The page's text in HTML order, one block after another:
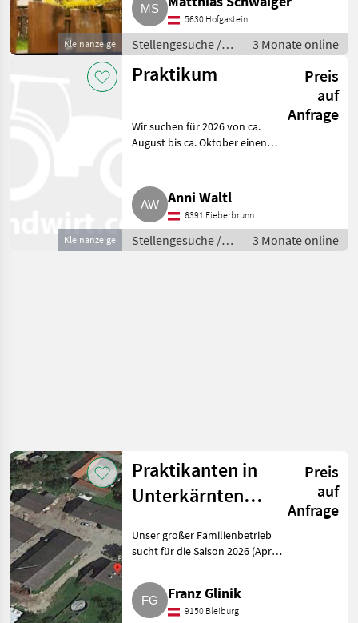
Kleinanzeige
Wir bieten für unseren UAB-
Betrieb auch heuer
5630 Hofgastein
Stellengesuche /
Praktika
3 Monate online
Kleinanzeige
Praktikum
Preis
auf
Anfrage
Wir suchen für 2026 von ca.
August bis ca. Oktober einen
Arbeitsklima im Bezirk
Kitzbüchel, Pillerseetal. Un
Anni Waltl
6391 Fieberbrunn
Stellengesuche /
Praktika
3 Monate online
Praktikanten in
Unterkärnten
Preis
auf
Anfrage
Unser großer Familienbetrieb
sucht für die Saison 2026 (April-
Wirtschaft ist geteilt:
konventioneller
Mutterkuhbetrieb, 180 Stk.
Franz Glinik
9150 Bleiburg